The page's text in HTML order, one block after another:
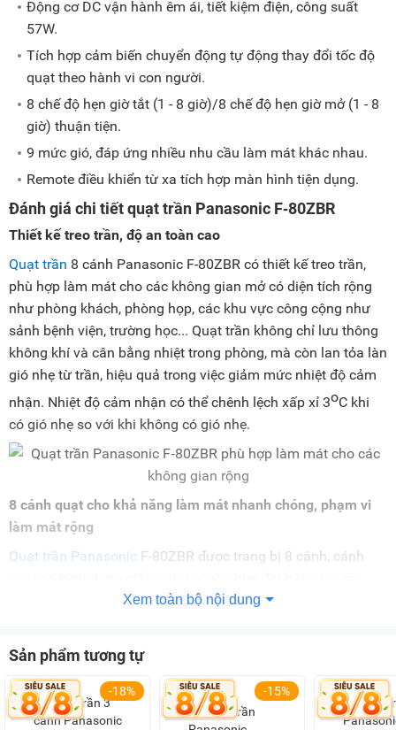
Động cơ DC vận hành êm ái, tiết kiệm điện, công suất
57W.
Tích hợp cảm biến chuyển động tự động thay đổi tốc độ
quạt theo hành vi con người.
8 chế độ hẹn giờ tắt (1 - 8 giờ)/8 chế độ hẹn giờ mở (1 - 8
giờ) thuận tiện.
9 mức gió, đáp ứng nhiều nhu cầu làm mát khác nhau.
Remote điều khiển từ xa tích hợp màn hình tiện dụng.
Đánh giá chi tiết quạt trần Panasonic F‑80ZBR
Thiết kế treo trần, độ an toàn cao
Quạt trần 8 cánh Panasonic F-80ZBR có thiết kế treo trần,
phù hợp làm mát cho các không gian mở có diện tích rộng
như phòng khách, phòng họp, các khu vực công cộng như
sảnh bệnh viện, trường học... Quạt trần không chỉ lưu thông
không khí và cân bằng nhiệt trong phòng, mà còn lan tỏa làn
gió nhẹ từ trần, hiệu quả trong việc giảm mức nhiệt độ cảm
nhận. Nhiệt độ cảm nhận có thể chênh lệch xấp xỉ 3oC khi
có gió nhẹ so với khi không có gió nhẹ.
8 cánh quạt cho khả năng làm mát nhanh chóng, phạm vi
làm mát rộng
Quạt trần Panasonic F-80ZBR được trang bị 8 cánh, cánh
luồng gió rộng hơn và mạnh hơn nhưng không gây tiếng ồn
4m. Cánh quạt có sải cánh dài đến 200cm, ứng dụng ông
nghệ tạo gió tự nhiên 1/f Yuragi tiên tiến đem đến luồng gió
mát mẻ, thoải mái, không gây khó chịu cho người dùng.
Xem toàn bộ nội dung
Sản phẩm tương tự
-18% -15%